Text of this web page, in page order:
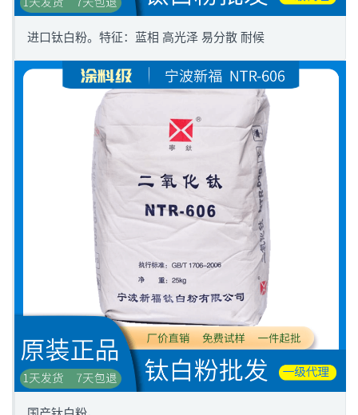
进口钛白粉。特征：蓝相 高光泽 易分散 耐候